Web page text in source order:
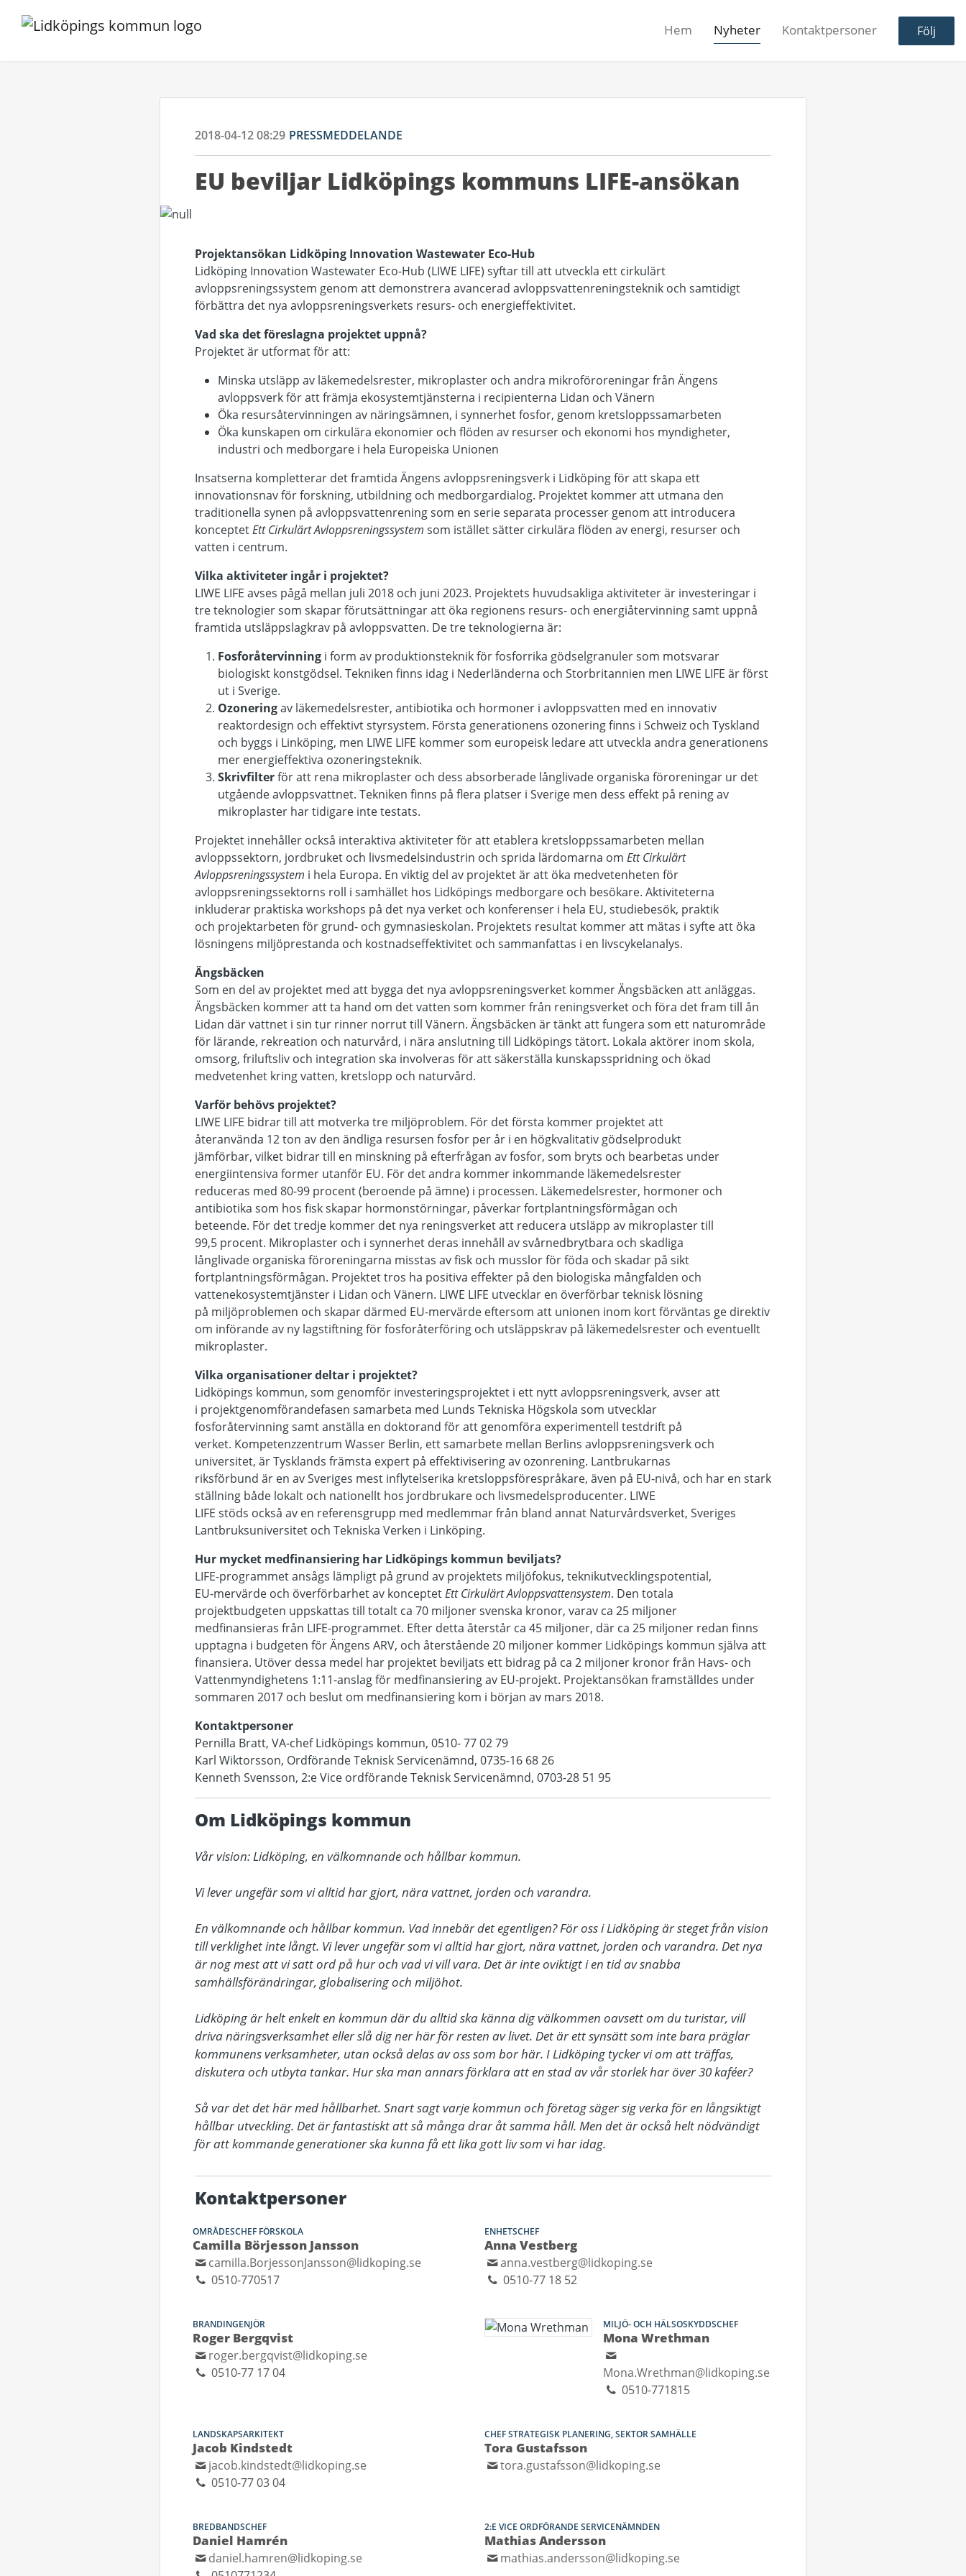
Hem Nyheter Kontaktpersoner Följ
2018-04-12 08:29 PRESSMEDDELANDE
EU beviljar Lidköpings kommuns LIFE-ansökan
Projektansökan Lidköping Innovation Wastewater Eco-Hub
Lidköping Innovation Wastewater Eco-Hub (LIWE LIFE) syftar till att utveckla ett cirkulärt
avloppsreningssystem genom att demonstrera avancerad avloppsvattenreningsteknik och samtidigt
förbättra det nya avloppsreningsverkets resurs- och energieffektivitet.
Vad ska det föreslagna projektet uppnå?
Projektet är utformat för att:
Minska utsläpp av läkemedelsrester, mikroplaster och andra mikroföroreningar från Ängens
avloppsverk för att främja ekosystemtjänsterna i recipienterna Lidan och Vänern
Öka resursåtervinningen av näringsämnen, i synnerhet fosfor, genom kretsloppssamarbeten
Öka kunskapen om cirkulära ekonomier och flöden av resurser och ekonomi hos myndigheter,
industri och medborgare i hela Europeiska Unionen
Insatserna kompletterar det framtida Ängens avloppsreningsverk i Lidköping för att skapa ett
innovationsnav för forskning, utbildning och medborgardialog. Projektet kommer att utmana den
traditionella synen på avloppsvattenrening som en serie separata processer genom att introducera
konceptetEtt Cirkulärt Avloppsreningssystem som istället sätter cirkulära flöden av energi, resurser och
vatten i centrum.
Vilka aktiviteter ingår i projektet?
LIWE LIFE avses pågå mellan juli 2018 och juni 2023. Projektets huvudsakliga aktiviteter är investeringar i
tre teknologier som skapar förutsättningar att öka regionens resurs- och energiåtervinning samt uppnå
framtida utsläppslagkrav på avloppsvatten. De tre teknologierna är:
Fosforåtervinning i form av produktionsteknik för fosforrika gödselgranuler som motsvarar
biologiskt konstgödsel. Tekniken finns idag i Nederländerna och Storbritannien men LIWE LIFE är först
ut i Sverige.
Ozoneringav läkemedelsrester, antibiotika och hormoner i avloppsvatten med en innovativ
reaktordesign och effektivt styrsystem. Första generationens ozonering finns i Schweiz och Tyskland
och byggs i Linköping, men LIWE LIFE kommer som europeisk ledare att utveckla andra generationens
mer energieffektiva ozoneringsteknik.
Skrivfilterför att rena mikroplaster och dess absorberade långlivade organiska föroreningar ur det
utgående avloppsvattnet. Tekniken finns på flera platser i Sverige men dess effekt på rening av
mikroplaster har tidigare inte testats.
Projektet innehåller också interaktiva aktiviteter för att etablera kretsloppssamarbeten mellan
avloppssektorn, jordbruket och livsmedelsindustrin och sprida lärdomarna om Ett Cirkulärt
Avloppsreningssystem i hela Europa. En viktig del av projektet är att öka medvetenheten för
avloppsreningssektorns roll i samhället hos Lidköpings medborgare och besökare. Aktiviteterna
inkluderar praktiska workshops på det nya verket och konferenser i hela EU, studiebesök, praktik
och projektarbeten för grund- och gymnasieskolan. Projektets resultat kommer att mätas i syfte att öka
lösningens miljöprestanda och kostnadseffektivitet och sammanfattas i en livscykelanalys.
Ängsbäcken
Som en del av projektet med att bygga det nya avloppsreningsverket kommer Ängsbäcken att anläggas.
Ängsbäcken kommer att ta hand om det vatten som kommer från reningsverket och föra det fram till ån
Lidan där vattnet i sin tur rinner norrut till Vänern. Ängsbäcken är tänkt att fungera som ett naturområde
för lärande, rekreation och naturvård, i nära anslutning till Lidköpings tätort. Lokala aktörer inom skola,
omsorg, friluftsliv och integration ska involveras för att säkerställa kunskapsspridning och ökad
medvetenhet kring vatten, kretslopp och naturvård.
Varför behövs projektet?
LIWE LIFE bidrar till att motverka tre miljöproblem. För det första kommer projektet att
återanvända 12 ton av den ändliga resursen fosfor per år i en högkvalitativ gödselprodukt
jämförbar, vilket bidrar till en minskning på efterfrågan av fosfor, som bryts och bearbetas under
energiintensiva former utanför EU. För det andra kommer inkommande läkemedelsrester
reduceras med 80-99 procent (beroende på ämne) i processen. Läkemedelsrester, hormoner och
antibiotika som hos fisk skapar hormonstörningar, påverkar fortplantningsförmågan och
beteende. För det tredje kommer det nya reningsverket att reducera utsläpp av mikroplaster till
99,5 procent. Mikroplaster och i synnerhet deras innehåll av svårnedbrytbara och skadliga
långlivade organiska föroreningarna misstas av fisk och musslor för föda och skadar på sikt
fortplantningsförmågan. Projektet tros ha positiva effekter på den biologiska mångfalden och
vattenekosystemtjänster i Lidan och Vänern. LIWE LIFE utvecklar en överförbar teknisk lösning
på miljöproblemen och skapar därmed EU-mervärde eftersom att unionen inom kort förväntas ge direktiv
om införande av ny lagstiftning för fosforåterföring och utsläppskrav på läkemedelsrester och eventuellt
mikroplaster.
Vilka organisationer deltar i projektet?
Lidköpings kommun, som genomför investeringsprojektet i ett nytt avloppsreningsverk, avser att
i projektgenomförandefasen samarbeta med Lunds Tekniska Högskola som utvecklar
fosforåtervinning samt anställa en doktorand för att genomföra experimentell testdrift på
verket. Kompetenzzentrum Wasser Berlin, ett samarbete mellan Berlins avloppsreningsverk och
universitet, är Tysklands främsta expert på effektivisering av ozonrening. Lantbrukarnas
riksförbund är en av Sveriges mest inflytelserika kretsloppsförespråkare, även på EU-nivå, och har en stark
ställning både lokalt och nationellt hos jordbrukare och livsmedelsproducenter. LIWE
LIFE stöds också av en referensgrupp med medlemmar från bland annat Naturvårdsverket, Sveriges
Lantbruksuniversitet och Tekniska Verken i Linköping.
Hur mycket medfinansiering har Lidköpings kommun beviljats?
LIFE-programmet ansågs lämpligt på grund av projektets miljöfokus, teknikutvecklingspotential,
EU-mervärde och överförbarhet av konceptetEtt Cirkulärt Avloppsvattensystem. Den totala
projektbudgeten uppskattas till totalt ca 70 miljoner svenska kronor, varav ca 25 miljoner
medfinansieras från LIFE-programmet. Efter detta återstår ca 45 miljoner, där ca 25 miljoner redan finns
upptagna i budgeten för Ängens ARV, och återstående 20 miljoner kommer Lidköpings kommun själva att
finansiera. Utöver dessa medel har projektet beviljats ett bidrag på ca 2 miljoner kronor från Havs- och
Vattenmyndighetens 1:11-anslag för medfinansiering av EU-projekt. Projektansökan framställdes under
sommaren 2017 och beslut om medfinansiering kom i början av mars 2018.
Kontaktpersoner
Pernilla Bratt, VA-chef Lidköpings kommun, 0510- 77 02 79
Karl Wiktorsson, Ordförande Teknisk Servicenämnd, 0735-16 68 26
Kenneth Svensson, 2:e Vice ordförande Teknisk Servicenämnd, 0703-28 51 95
Om Lidköpings kommun
Vår vision: Lidköping, en välkomnande och hållbar kommun.
Vi lever ungefär som vi alltid har gjort, nära vattnet, jorden och varandra.
En välkomnande och hållbar kommun. Vad innebär det egentligen? För oss i Lidköping är steget från vision
till verklighet inte långt. Vi lever ungefär som vi alltid har gjort, nära vattnet, jorden och varandra. Det nya
är nog mest att vi satt ord på hur och vad vi vill vara. Det är inte oviktigt i en tid av snabba
samhällsförändringar, globalisering och miljöhot.
Lidköping är helt enkelt en kommun där du alltid ska känna dig välkommen oavsett om du turistar, vill
driva näringsverksamhet eller slå dig ner här för resten av livet. Det är ett synsätt som inte bara präglar
kommunens verksamheter, utan också delas av oss som bor här. I Lidköping tycker vi om att träffas,
diskutera och utbyta tankar. Hur ska man annars förklara att en stad av vår storlek har över 30 kaféer?
Så var det det här med hållbarhet. Snart sagt varje kommun och företag säger sig verka för en långsiktigt
hållbar utveckling. Det är fantastiskt att så många drar åt samma håll. Men det är också helt nödvändigt
för att kommande generationer ska kunna få ett lika gott liv som vi har idag.
Kontaktpersoner
OMRÅDESCHEF FÖRSKOLA
Camilla Börjesson Jansson
camilla.BorjessonJansson@lidkoping.se
0510-770517
ENHETSCHEF
Anna Vestberg
anna.vestberg@lidkoping.se
0510-77 18 52
BRANDINGENJÖR
Roger Bergqvist
roger.bergqvist@lidkoping.se
0510-77 17 04
MILJÖ- OCH HÄLSOSKYDDSCHEF
Mona Wrethman
Mona.Wrethman@lidkoping.se
0510-771815
LANDSKAPSARKITEKT
Jacob Kindstedt
jacob.kindstedt@lidkoping.se
0510-77 03 04
CHEF STRATEGISK PLANERING, SEKTOR SAMHÄLLE
Tora Gustafsson
tora.gustafsson@lidkoping.se
BREDBANDSCHEF
Daniel Hamrén
daniel.hamren@lidkoping.se
2:E VICE ORDFÖRANDE SERVICENÄMNDEN
Mathias Andersson
mathias.andersson@lidkoping.se